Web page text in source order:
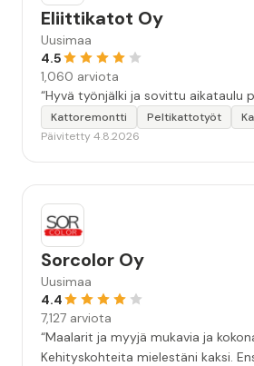
Eliittikatot Oy
Uusimaa
4.5
1,060 arviota
“Hyvä työnjälki ja sovittu aikataulu
Kattoremontti Peltikattotyöt
Päivitetty 4.8.2026
Sorcolor Oy
Uusimaa
4.4
7,127 arviota
“Maalarit ja myyjä mukavia ja
Kehityskohteita mielestäni kaksi.